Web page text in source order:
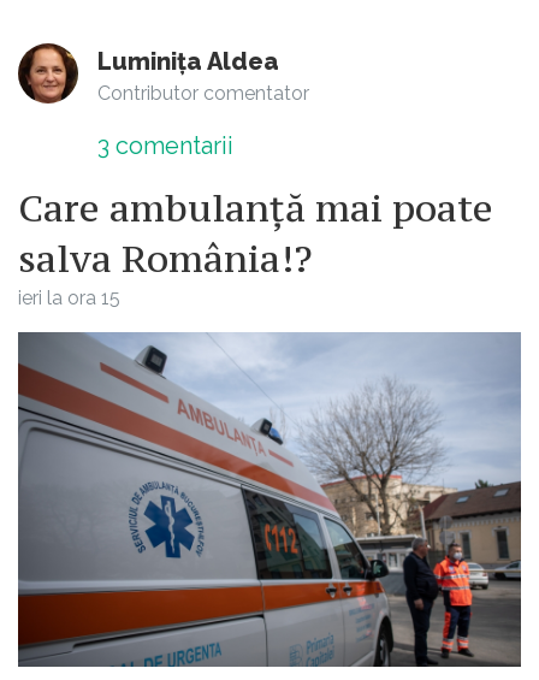
Luminița Aldea
Contributor comentator
3 comentarii
Care ambulanță mai poate
salva România!?
ieri la ora 15